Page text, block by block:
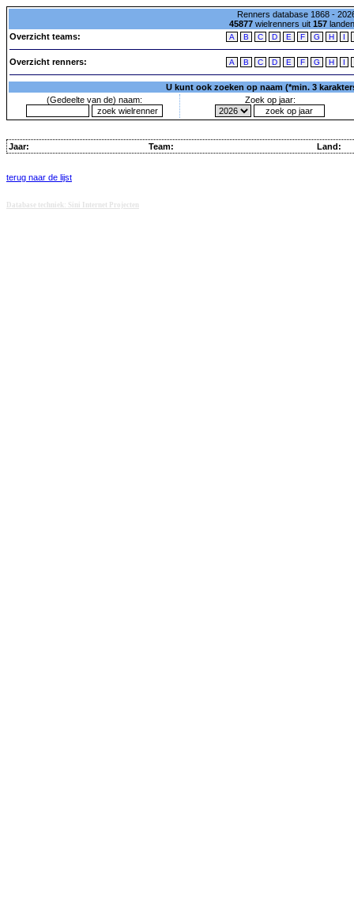
Renners database 1868 -
45877wielrenners uit 157
Overzicht teams:
A B C D E F G H I
Overzicht renners: A B C D E F G H I
U kunt ook zoeken op naam (*min. 3
(Gedeelte van de) naam:
Zoek op jaar:
Jaar: Team: Land:
terug naar de lijst
Database techniek: Sini Internet Projecten